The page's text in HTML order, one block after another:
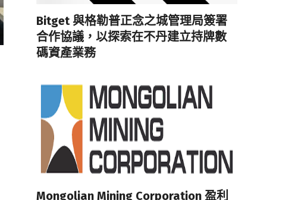
Bitget 與格勒普正念之城管理局簽署
合作協議，以探索在不丹建立持牌數
碼資產業務
Mongolian Mining Corporation 盈利